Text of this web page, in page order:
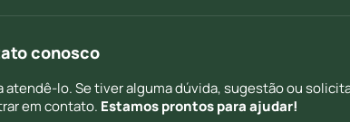
conosco
atendê-lo. Se tiver alguma dúvida, sugestão ou
em contato. Estamos prontos para ajudar!